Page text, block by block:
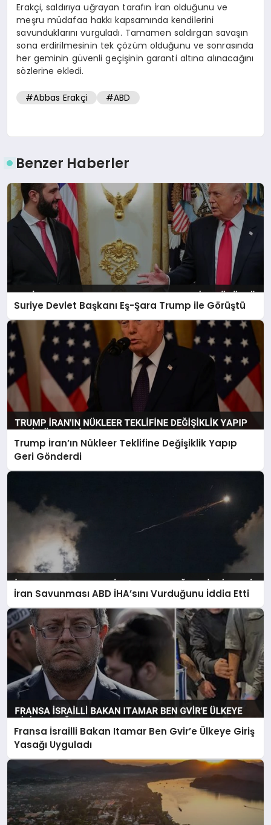
Erakçi, saldırıya uğrayan tarafın İran olduğunu ve
meşru müdafaa hakkı kapsamında kendilerini
savunduklarını vurguladı. Tamamen saldırgan savaşın
sona erdirilmesinin tek çözüm olduğunu ve sonrasında
her geminin güvenli geçişinin garanti altına alınacağını
sözlerine ekledi.
#Abbas Erakçi #ABD
Benzer Haberler
Suriye Devlet Başkanı Eş-Şara Trump ile Görüştü
Trump İran’ın Nükleer Teklifine Değişiklik Yapıp
Geri Gönderdi
İran Savunması ABD İHA’sını Vurduğunu İddia Etti
Fransa İsrailli Bakan Itamar Ben Gvir’e Ülkeye Giriş
Yasağı Uyguladı